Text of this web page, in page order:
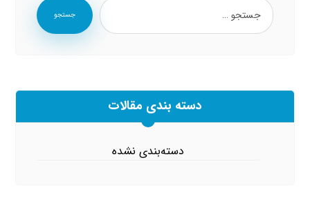
جستجو
دسته بندی مقالات
دسته‌بندی نشده